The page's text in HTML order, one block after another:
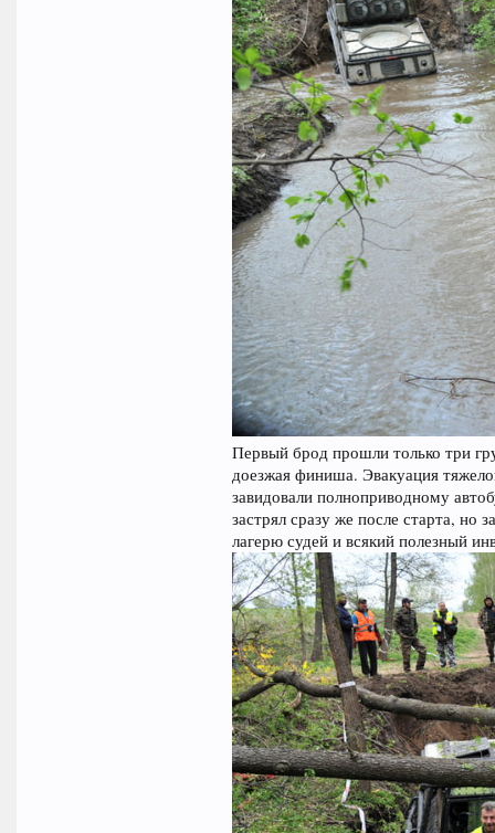
Первый брод прошли только три
доезжая финиша. Эвакуация
завидовали полноприводному
застрял сразу же после старта, но
лагерю судей и всякий полезный